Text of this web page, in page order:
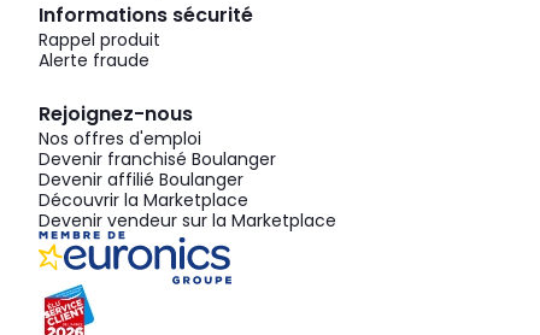
Informations sécurité
Rappel produit
Alerte fraude
Rejoignez-nous
Nos offres d'emploi
Devenir franchisé Boulanger
Devenir affilié Boulanger
Découvrir la Marketplace
Devenir vendeur sur la Marketplace